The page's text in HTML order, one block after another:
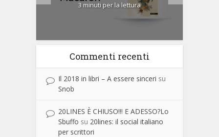
3 minuti per la lettura
Commenti recenti
Il 2018 in libri – A essere sinceri su
Snob
20LINES È CHIUSO!!! E ADESSO?Lo
Sbuffo su 20lines: il social italiano
per scrittori